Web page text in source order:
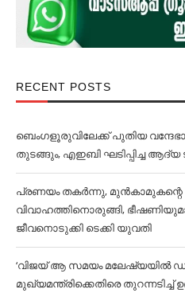
RECENT POSTS
ബെംഗളൂരുവിലേക്ക് പുതിയ
തുടങ്ങും, എഇബി ഘടിപ്പിച്ച ആദ്യ
പ്രണയം തകര്‍ന്നു,
വിവാഹത്തിനൊരുങ്ങി,
ജീവനൊടുക്കി ടെക്കി യുവതി
‘വിജയ് ആ സമയം മലേഷ്യയില്‍
മുഖ്യമന്ത്രിക്കെതിരെ തുറന്നടിച്ച്‌